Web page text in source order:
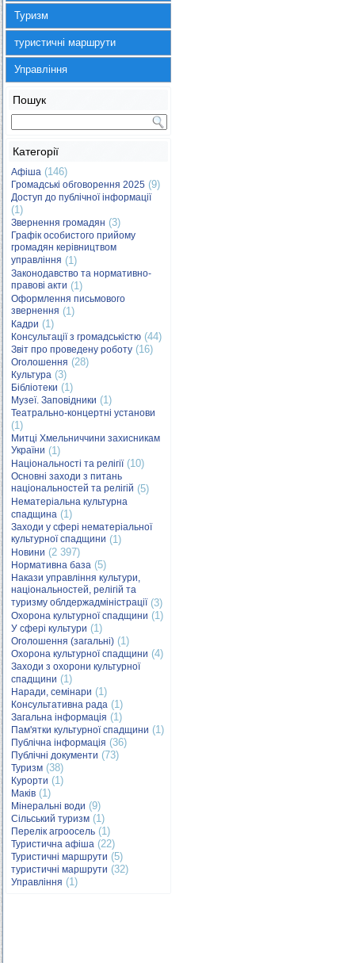
Туризм
туристичні маршрути
Управління
Пошук
Категорії
Афіша (146)
Громадські обговорення 2025 (9)
Доступ до публічної інформації
(1)
Звернення громадян (3)
Графік особистого прийому
громадян керівництвом
управління (1)
Законодавство та нормативно-
правові акти (1)
Оформлення письмового
звернення (1)
Кадри (1)
Консультації з громадськістю (44)
Звіт про проведену роботу (16)
Оголошення (28)
Культура (3)
Бібліотеки (1)
Музеї. Заповідники (1)
Театрально-концертні установи
(1)
Митці Хмельниччини захисникам
України (1)
Національності та релігії(10)
Основні заходи з питань
національностей та релігій (5)
Нематеріальна культурна
спадщина (1)
Заходи у сфері нематеріальної
культурної спадщини (1)
Новини (2 397)
Нормативна база (5)
Накази управління культури,
національностей, релігій та
туризму облдержадміністрації(3)
Охорона культурної спадщини (1)
У сфері культури (1)
Оголошення (загальні) (1)
Охорона культурної спадщини (4)
Заходи з охорони культурної
спадщини (1)
Наради, семінари (1)
Консультативна рада (1)
Загальна інформація (1)
Пам'ятки культурної спадщини (1)
Публічна інформація (36)
Публічні документи (73)
Туризм (38)
Курорти (1)
Маків (1)
Мінеральні води (9)
Сільський туризм (1)
Перелік агроосель (1)
Туристична афіша (22)
Туристичні маршрути (5)
туристичні маршрути (32)
Управління (1)